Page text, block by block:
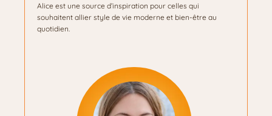
Alice est une source d’inspiration pour celles qui
souhaitent allier style de vie moderne et bien-être au
quotidien.